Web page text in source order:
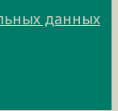
данных